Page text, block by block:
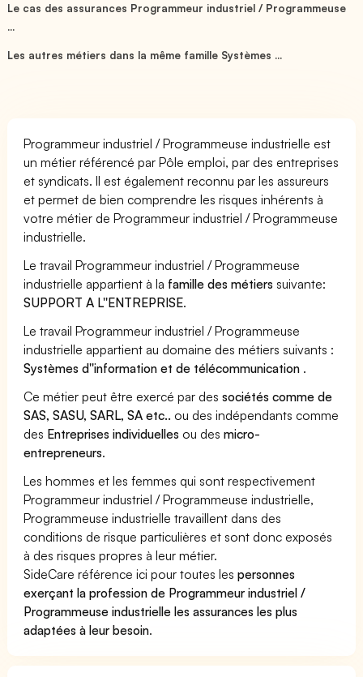
Le cas des assurances Programmeur industriel / Programmeuse
...
Les autres métiers dans la même famille Systèmes ...
Programmeur industriel / Programmeuse industrielle est
un métier référencé par Pôle emploi, par des entreprises
et syndicats. Il est également reconnu par les assureurs
et permet de bien comprendre les risques inhérents à
votre métier de Programmeur industriel / Programmeuse
industrielle.
Le travail Programmeur industriel / Programmeuse
industrielle appartient à la famille des métiers suivante:
SUPPORT A L''ENTREPRISE.
Le travail Programmeur industriel / Programmeuse
industrielle appartient au domaine des métiers suivants :
Systèmes d''information et de télécommunication .
Ce métier peut être exercé par dessociétés comme de
SAS, SASU, SARL, SA etc.. ou des indépendants comme
des Entreprises individuelles ou desmicro-
entrepreneurs.
Les hommes et les femmes qui sont respectivement
Programmeur industriel / Programmeuse industrielle,
Programmeuse industrielle travaillent dans des
conditions de risque particulières et sont donc exposés
à des risques propres à leur métier.
SideCare référence ici pour toutes lespersonnes
exerçant la profession de Programmeur industriel /
Programmeuse industrielle les assurances les plus
adaptées à leur besoin.